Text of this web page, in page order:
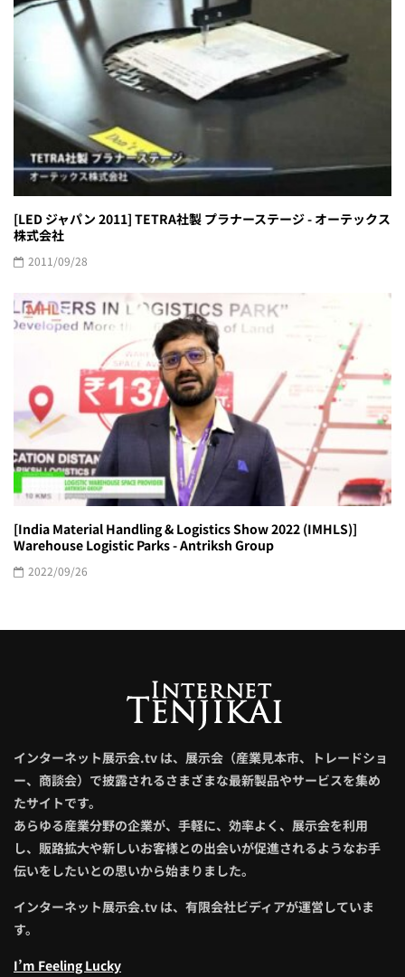
[LED ジャパン 2011] TETRA社製 プラナーステージ - オーテックス
株式会社
2011/09/28
[India Material Handling & Logistics Show 2022 (IMHLS)]
Warehouse Logistic Parks - Antriksh Group
2022/09/26
インターネット展示会.tv は、展示会（産業見本市、トレードショ
ー、商談会）で披露されるさまざまな最新製品やサービスを集め
たサイトです。
あらゆる産業分野の企業が、手軽に、効率よく、展示会を利用
し、販路拡大や新しいお客様との出会いが促進されるようなお手
伝いをしたいとの思いから始まりました。
インターネット展示会.tv は、有限会社ビディアが運営していま
す。
I’m Feeling Lucky